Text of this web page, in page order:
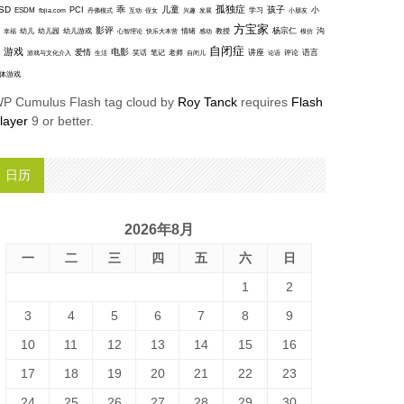
ESDM fbjia.com PCI 丹佛模式 乖 互动 侄女 儿童 兴趣 发展 孤独症 学习 孩子 小朋友 小
幸福 幼儿 幼儿园 幼儿游戏 影评 心智理论 快乐大本营 情绪 感动 教授 方宝家 杨宗仁 模仿 沟
游戏 游戏与文化介入 爱情 生活 电影 笑话 笔记 老师 自闭儿 自闭症 讲座 论语 评论 语言
游戏
Cumulus Flash tag cloud by Roy Tanck requires Flash
9 or better.
日历
2026年8月
一 二 三 四 五 六
日
1
2
3
4 5 6 7 8
9
10
11 12 13 14 15
16
17
18 19 20 21 22
23